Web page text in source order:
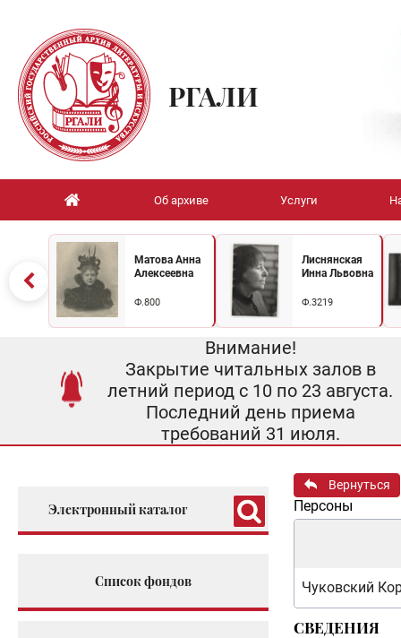
РГАЛИ
Об архиве Услуги
Матова Анна
Алексеевна
Ф.800
Лиснянская
Инна Львовна
Ф.3219
Внимание!
Закрытие читальных залов в
летний период с 10 по 23 августа.
Последний день приема
требований 31 июля.
Электронный каталог
Список фондов
Вернуться
Персоны
Чуковский
СВЕДЕНИЯ